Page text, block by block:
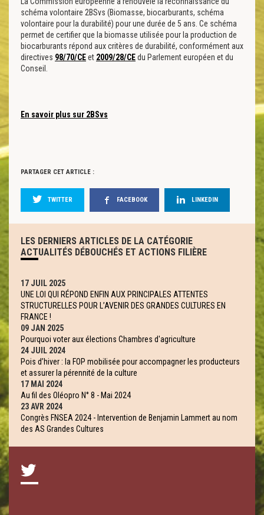
schéma volontaire 2BSvs (Biomasse, biocarburants, schéma
volontaire pour la durabilité) pour une durée de 5 ans. Ce schéma
permet de certifier que la biomasse utilisée pour la production de
biocarburants répond aux critères de durabilité, conformément aux
directives 98/70/CEet 2009/28/CEdu Parlement européen et du
Conseil.
En savoir plus sur 2BSvs
PARTAGER CET ARTICLE :
TWITTER FACEBOOK LINKEDIN
LES DERNIERS ARTICLES DE LA CATÉGORIE
ACTUALITÉS DÉBOUCHÉS ET ACTIONS FILIÈRE
17 JUIL 2025
UNE LOI QUI RÉPOND ENFIN AUX PRINCIPALES ATTENTES
STRUCTURELLES POUR L’AVENIR DES GRANDES CULTURES EN
FRANCE !
09 JAN 2025
Pourquoi voter aux élections Chambres d'agriculture
24 JUIL 2024
Pois d’hiver : la FOP mobilisée pour accompagner les producteurs
et assurer la pérennité de la culture
17 MAI 2024
Au fil des Oléopro N° 8 - Mai 2024
23 AVR 2024
Congrès FNSEA 2024 - Intervention de Benjamin Lammert au nom
des AS Grandes Cultures